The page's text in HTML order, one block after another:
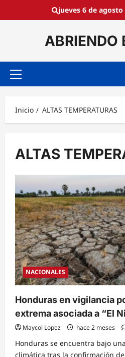
jueves 6 de agosto
ABRIENDO
Menú
Inicio ALTAS TEMPERATURAS
ALTAS
NACIONALES
Honduras en vigilancia
extrema asociada a “El
Maycol Lopez hace 2 meses
Honduras se encuentra bajo
climática tras la confirmación